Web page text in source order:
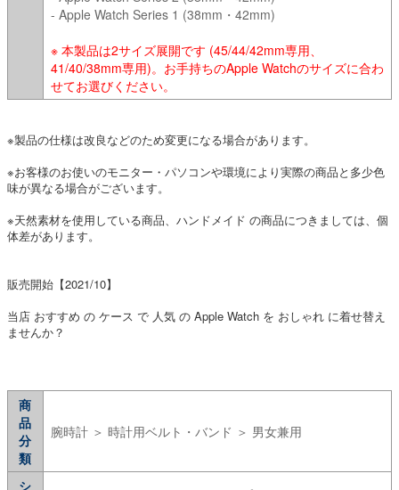
- Apple Watch Series 1 (38mm・42mm)
※ 本製品は2サイズ展開です (45/44/42mm専用、
41/40/38mm専用)。お手持ちのApple Watchのサイズに合わ
せてお選びください。
※製品の仕様は改良などのため変更になる場合があります。
※お客様のお使いのモニター・パソコンや環境により実際の商品と多少色
味が異なる場合がございます。
※天然素材を使用している商品、ハンドメイド の商品につきましては、個
体差があります。
販売開始【2021/10】
当店 おすすめ の ケース で 人気 の Apple Watch を おしゃれ に着せ替え
ませんか？
商
品
分
類
腕時計 ＞ 時計用ベルト・バンド ＞ 男女兼用
シ